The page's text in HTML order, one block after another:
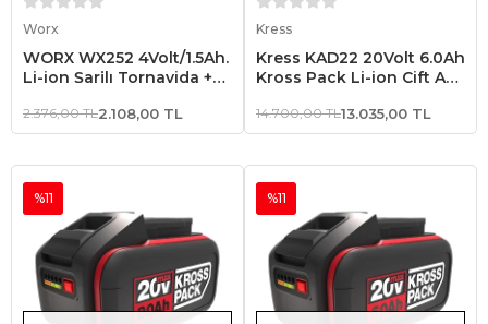
Worx
WORX WX252 4Volt/1.5Ah.
Li-ion Şarjlı Tornavida +
2.376,00 TL2.108,00 TL
Kress
Kress KAD22 20Volt 6.0Ah
Kross Pack Li-ion Çift Akü
14.700,00 TL13.035,00 TL
%11 %11